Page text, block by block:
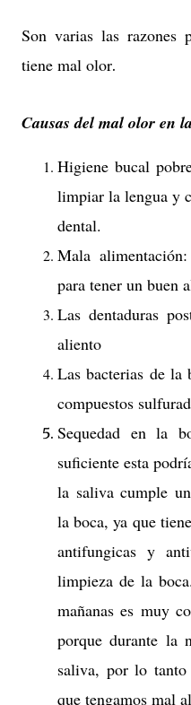
Son varias las razones
tiene mal olor.
Causas del mal olor en
Higiene bucal
limpiar la lengua y
dental.
Mala
para tener un buen
Las dentaduras
aliento
Las bacterias de la
compuestos
Sequedad en la
suficiente esta
la saliva cumple
la boca, ya que
antifungicas y
limpieza de la
mañanas es muy
porque durante la
saliva, por lo tanto
que tengamos mal